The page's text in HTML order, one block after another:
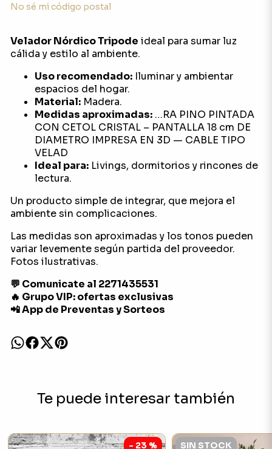
No sé mi código postal
Velador Nórdico Tripode ideal para sumar luz
cálida y estilo al ambiente.
Uso recomendado:Iluminar y ambientar
espacios del hogar.
Material:Madera.
Medidas aproximadas:…RA PINO PINTADA
CON CETOL CRISTAL – PANTALLA 18 cm DE
DIAMETRO IMPRESA EN 3D — CABLE TIPO
VELAD
Ideal para:Livings, dormitorios y rincones de
lectura.
Un producto simple de integrar, que mejora el
ambiente sin complicaciones.
Las medidas son aproximadas y los tonos pueden
variar levemente según partida del proveedor.
Fotos ilustrativas.
💬 Comunicate al 2271435531
🔥 Grupo VIP: ofertas exclusivas
📲 App de Preventas y Sorteos
Te puede interesar también
- 23 % SIN STOCK